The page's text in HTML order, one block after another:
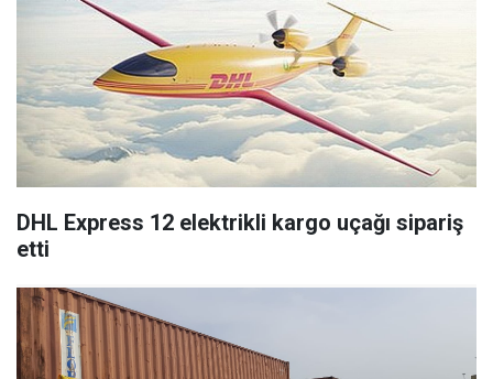
DHL Express 12 elektrikli kargo uçağı sipariş
etti